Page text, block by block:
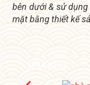
bên dưới & sử
mặt bằng thiết kế
NHÀ PHỐ